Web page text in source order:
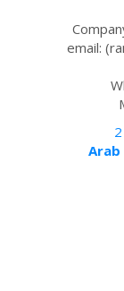
email:
Arab